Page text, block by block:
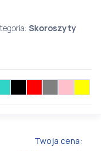
Skoroszyty
Twoja cena: